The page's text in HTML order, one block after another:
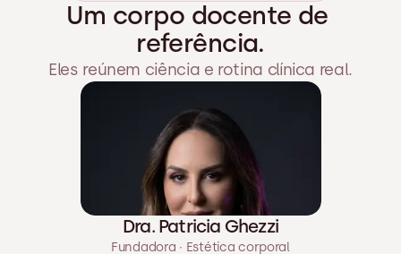
Um corpo docente de
referência.
Eles reúnem ciência e rotina clínica real.
Dra. Patricia Ghezzi
Fundadora · Estética corporal